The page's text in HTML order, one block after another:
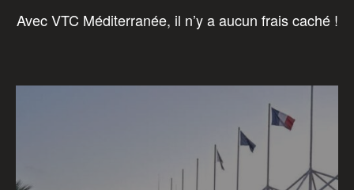
Avec VTC Méditerranée, il n’y a aucun frais caché !